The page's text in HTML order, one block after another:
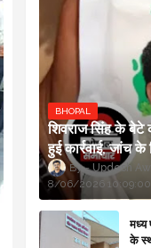
BHOPAL
शिवराज सिंह के बेटे
हुई कार्रवाई, जांच
Updesh
8/06/2026 10:09:00
मध्य
के